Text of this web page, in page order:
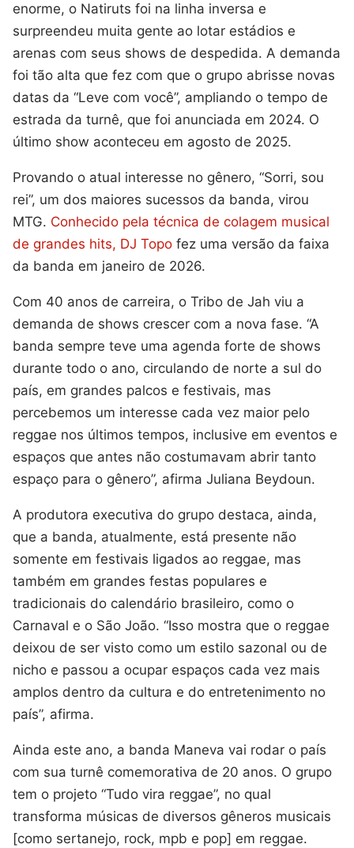
enorme, o Natiruts foi na linha inversa e
surpreendeu muita gente ao lotar estádios e
arenas com seus shows de despedida. A demanda
foi tão alta que fez com que o grupo abrisse novas
datas da “Leve com você”, ampliando o tempo de
estrada da turnê, que foi anunciada em 2024. O
último show aconteceu em agosto de 2025.
Provando o atual interesse no gênero, “Sorri, sou
rei”, um dos maiores sucessos da banda, virou
MTG. Conhecido pela técnica de colagem musical
de grandes hits, DJ Topo fez uma versão da faixa
da banda em janeiro de 2026.
Com 40 anos de carreira, o Tribo de Jah viu a
demanda de shows crescer com a nova fase. “A
banda sempre teve uma agenda forte de shows
durante todo o ano, circulando de norte a sul do
país, em grandes palcos e festivais, mas
percebemos um interesse cada vez maior pelo
reggae nos últimos tempos, inclusive em eventos e
espaços que antes não costumavam abrir tanto
espaço para o gênero”, afirma Juliana Beydoun.
A produtora executiva do grupo destaca, ainda,
que a banda, atualmente, está presente não
somente em festivais ligados ao reggae, mas
também em grandes festas populares e
tradicionais do calendário brasileiro, como o
Carnaval e o São João. “Isso mostra que o reggae
deixou de ser visto como um estilo sazonal ou de
nicho e passou a ocupar espaços cada vez mais
amplos dentro da cultura e do entretenimento no
país”, afirma.
Ainda este ano, a banda Maneva vai rodar o país
com sua turnê comemorativa de 20 anos. O grupo
tem o projeto “Tudo vira reggae”, no qual
transforma músicas de diversos gêneros musicais
[como sertanejo, rock, mpb e pop] em reggae.